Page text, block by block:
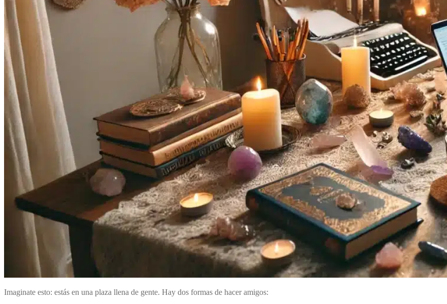
Imaginate esto: estás en una plaza llena de gente. Hay dos formas de hacer amigos: